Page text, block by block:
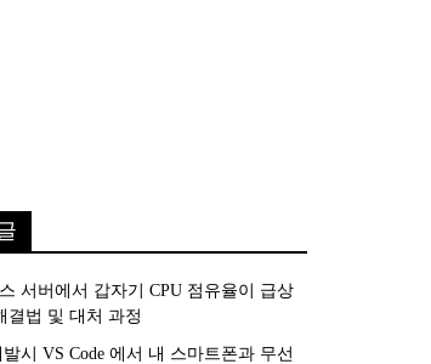
서버에서 갑자기 CPU 점유율이 급상
결법 및 대처 과정
시 VS Code 에서 내 스마트폰과 무선